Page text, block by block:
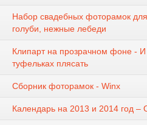
Набор свадебных фоторамок
голуби, нежные лебеди
Клипарт на прозрачном фоне -
туфельках плясать
Cборник фоторамок - Winx
Календарь на 2013 и 2014 год –